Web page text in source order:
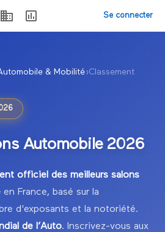
Se connecter
& Mobilité›Classement
Automobile 2026
officiel des meilleurs salons
en France, basé sur la
d'exposants et la notoriété.
de l’Auto. Inscrivez-vous aux